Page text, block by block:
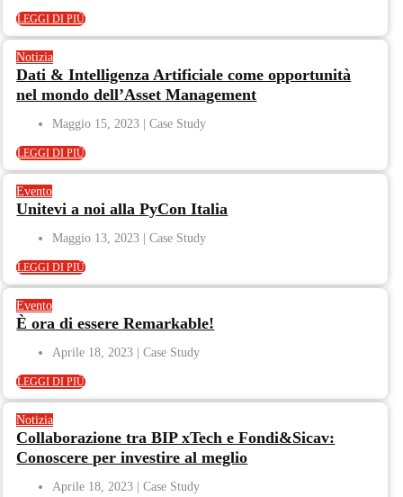
LEGGI DI PIÙ
Notizia
Dati & Intelligenza Artificiale come opportunità
nel mondo dell’Asset Management​
Maggio 15, 2023
LEGGI DI PIÙ
Evento
Unitevi a noi alla PyCon Italia
Maggio 13, 2023
LEGGI DI PIÙ
Evento
È ora di essere Remarkable!
Aprile 18, 2023
LEGGI DI PIÙ
Notizia
Collaborazione tra BIP xTech e Fondi&Sicav:
Conoscere per investire al meglio
Aprile 18, 2023